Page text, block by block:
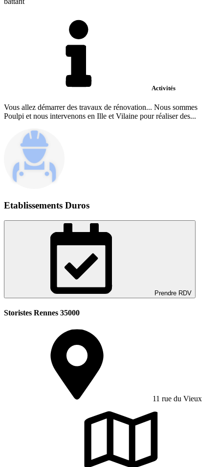
Activités
Vous allez démarrer des travaux de rénovation... Nous sommes
Poulpi et nous intervenons en Ille et Vilaine pour réaliser des...
Etablissements Duros
Prendre RDV
Storistes Rennes 35000
11 rue du Vieux